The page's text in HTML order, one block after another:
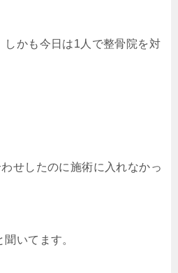
しかも今日は1人で整骨院を対
せしたのに施術に入れなかっ
いてます。